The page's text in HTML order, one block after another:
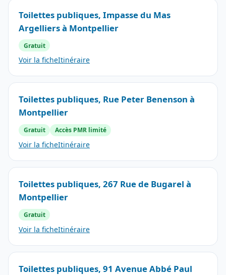
Toilettes publiques, Impasse du Mas
Argelliers à Montpellier
Gratuit
Voir la ficheItinéraire
Toilettes publiques, Rue Peter Benenson à
Montpellier
Gratuit Accès PMR limité
Voir la ficheItinéraire
Toilettes publiques, 267 Rue de Bugarel à
Montpellier
Gratuit
Voir la ficheItinéraire
Toilettes publiques, 91 Avenue Abbé Paul